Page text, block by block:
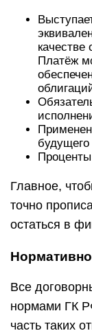
качестве
Платёж
Главное,
точно
остаться в
Все
нормами ГК
часть таких